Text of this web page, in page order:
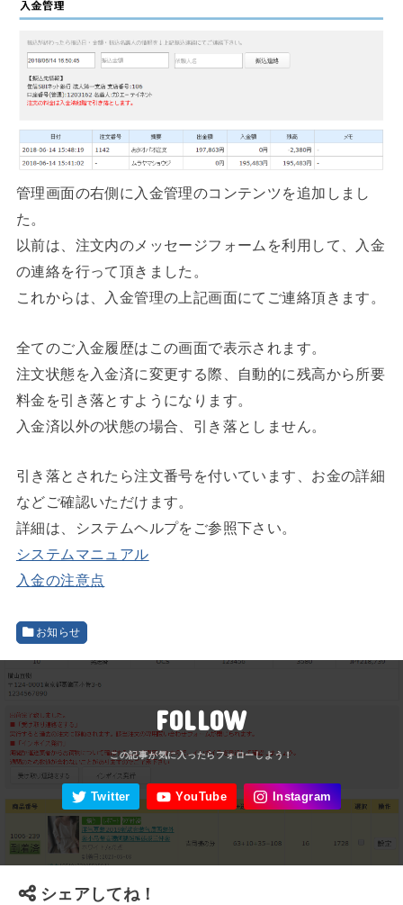
管理画面の右側に入金管理のコンテンツを追加しまし
た。
以前は、注文内のメッセージフォームを利用して、入金
の連絡を行って頂きました。
これからは、入金管理の上記画面にてご連絡頂きます。
全てのご入金履歴はこの画面で表示されます。
注文状態を入金済に変更する際、自動的に残高から所要
料金を引き落とすようになります。
入金済以外の状態の場合、引き落としません。
引き落とされたら注文番号を付いています、お金の詳細
などご確認いただけます。
詳細は、システムヘルプをご参照下さい。
システムマニュアル
入金の注意点
お知らせ
FOLLOW
シェアしてね！